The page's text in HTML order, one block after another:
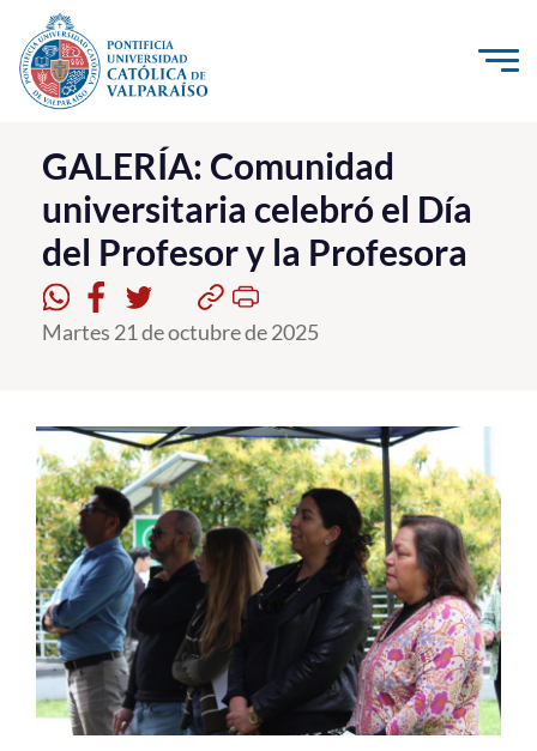
Click acá para ir directamente al contenido
La Universidad
Investigación, Creación e Innovación
PUCV Internacional
Vinculación con el Medio
Pregrado
Postgrado
Formación Continua
Estudiantes
Académicos
Funcionarios
Alumni
GALERÍA: Comunidad
universitaria celebró el Día
del Profesor y la Profesora
Martes 21 de octubre de 2025